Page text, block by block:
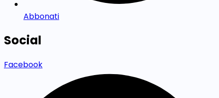
Abbonati
Social
Facebook